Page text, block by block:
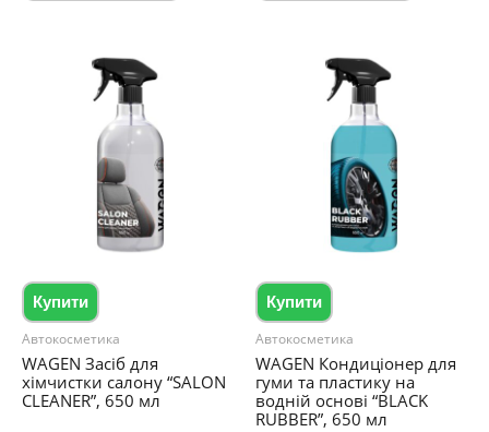
Купити
Автокосметика
WAGEN Засіб для
хімчистки салону “SALON
CLEANER”, 650 мл
Купити
Автокосметика
WAGEN Кондиціонер для
гуми та пластику на
водній основі “BLACK
RUBBER”, 650 мл